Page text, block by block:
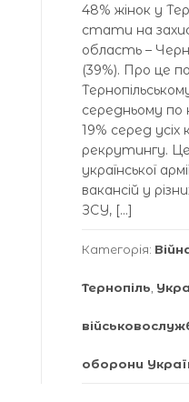
48% жінок у
стати на
область –
(39%). Про це
середньому по
19% серед
рекрутингу.
української
вакансій у
ЗСУ, […]
Категорія:
Тернопіль
оборони